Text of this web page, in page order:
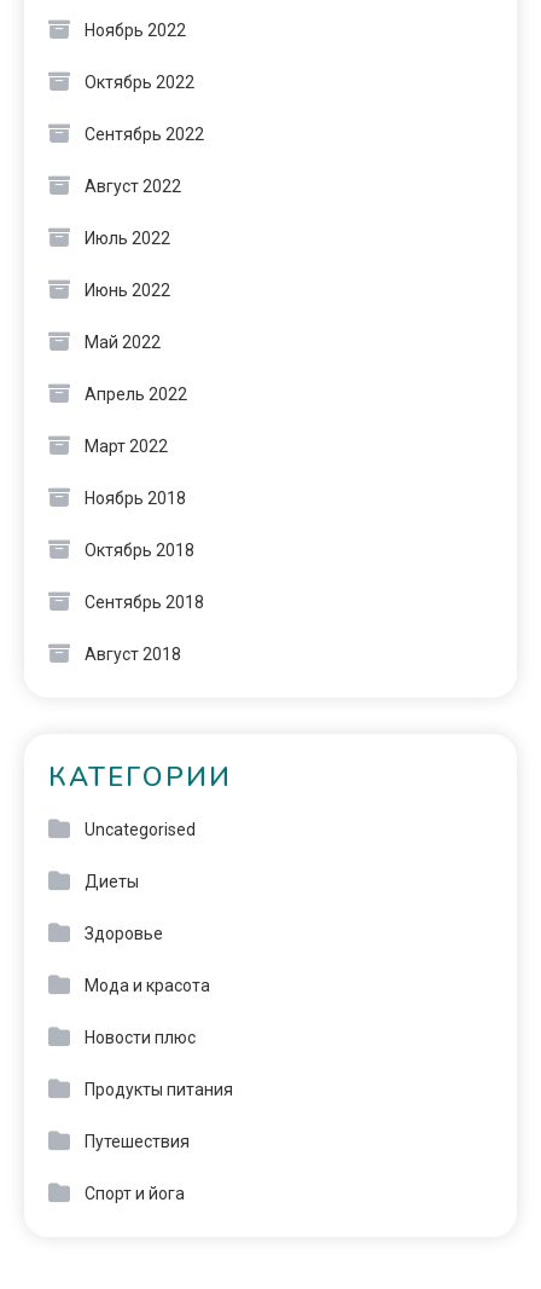
Ноябрь 2022
Октябрь 2022
Сентябрь 2022
Август 2022
Июль 2022
Июнь 2022
Май 2022
Апрель 2022
Март 2022
Ноябрь 2018
Октябрь 2018
Сентябрь 2018
Август 2018
КАТЕГОРИИ
Uncategorised
Диеты
Здоровье
Мода и красота
Новости плюс
Продукты питания
Путешествия
Спорт и йога